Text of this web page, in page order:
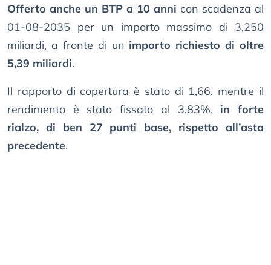
Offerto anche un BTP a 10 anni con scadenza al
01-08-2035 per un importo massimo di 3,250
miliardi, a fronte di un importo richiesto di oltre
5,39 miliardi.
Il rapporto di copertura è stato di 1,66, mentre il
rendimento è stato fissato al 3,83%, in forte
rialzo, di ben 27 punti base, rispetto all’asta
precedente.